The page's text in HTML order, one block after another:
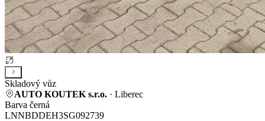
Skladový vůz
AUTO KOUTEK s.r.o. · Liberec
Barva černá
LNNBDDEH3SG092739